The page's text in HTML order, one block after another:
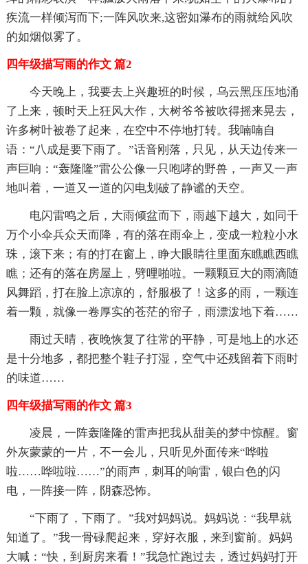
疾流一样倾泻而下;一阵风吹来,这密如瀑布的雨就给风吹
的如烟似雾了。
四年级描写雨的作文 篇2
今天晚上，我要去上兴趣班的时候，乌云黑压压地涌
了上来，顿时天上狂风大作，大树爷爷被吹得摇来晃去，
许多树叶被卷了起来，在空中不停地打转。我喃喃自
语：“八成是要下雨了。”话音刚落，只见，从天边传来一
声巨响：“轰隆隆”雷公公像一只咆哮的野兽，一声又一声
地叫着，一道又一道的闪电划破了静谧的天空。
电闪雷鸣之后，大雨倾盆而下，雨越下越大，如同千
万个小伞兵众天而降，有的落在雨伞上，变成一粒粒小水
珠，滚下来；有的打在窗上，睁大眼睛往里面东瞧瞧西瞧
瞧；还有的落在房屋上，劈哩啪啦。一颗颗豆大的雨滴随
风舞蹈，打在脸上凉凉的，舒服极了！这多的雨，一颗连
着一颗，就像一卷厚实的苍茫的帘子，雨漂泼地下着……
雨过天晴，夜晚恢复了往常的平静，可是地上的水还
是十分地多，都把整个鞋子打湿，空气中还残留着下雨时
的味道……
四年级描写雨的作文 篇3
凌晨，一阵轰隆隆的雷声把我从甜美的梦中惊醒。窗
外灰蒙蒙的一片，不一会儿，只听见外面传来“哗啦
啦……哗啦啦……”的雨声，刺耳的响雷，银白色的闪
电，一阵接一阵，阴森恐怖。
“下雨了，下雨了。”我对妈妈说。妈妈说：“我早就
知道了。”我一骨碌爬起来，穿好衣服，来到窗前。妈妈
大喊：“快，到厨房来看！”我急忙跑过去，透过妈妈打开